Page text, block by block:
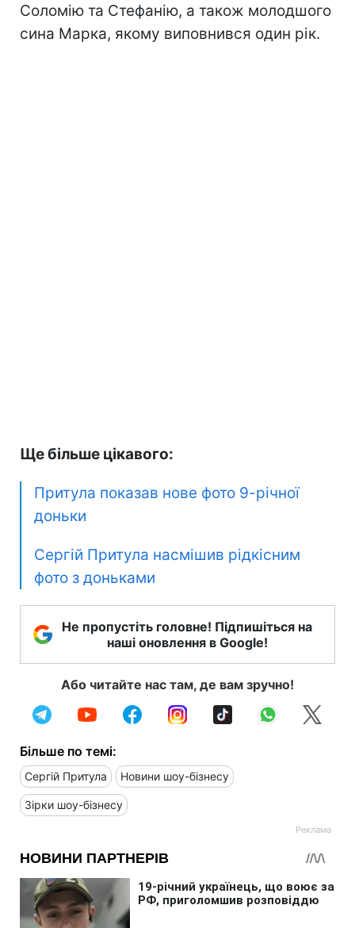
Соломію та Стефанію, а також молодшого
сина Марка, якому виповнився один рік.
Ще більше цікавого:
Притула показав нове фото 9-річної
доньки
Сергій Притула насмішив рідкісним
фото з доньками
Не пропустіть головне! Підпишіться на
наші оновлення в Google!
Або читайте нас там, де вам зручно!
Більше по темі:
Сергій Притула Новини шоу-бізнесу
Зірки шоу-бізнесу